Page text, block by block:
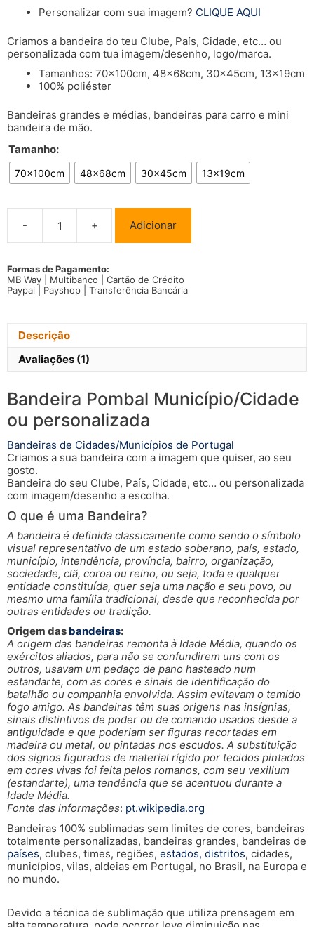
Personalizar com sua imagem? CLIQUE AQUI
Criamos a bandeira do teu Clube, País, Cidade, etc… ou
personalizada com tua imagem/desenho, logo/marca.
Tamanhos: 70x100cm, 48x68cm, 30x45cm, 13x19cm
100% poliéster
Bandeiras grandes e médias, bandeiras para carro e mini
bandeira de mão.
Tamanho:
70x100cm 48x68cm 30x45cm 13x19cm
-
Quantidade
de
Município/Cidade
+ Adicionar
Formas de Pagamento:
MB Way | Multibanco | Cartão de Crédito
Paypal | Payshop | Transferência Bancária
Descrição
Avaliações (1)
Bandeira Pombal Município/Cidade
ou personalizada
Bandeiras de Cidades/Municípios de Portugal
Criamos a sua bandeira com a imagem que quiser, ao seu
gosto.
Bandeira do seu Clube, País, Cidade, etc… ou personalizada
com imagem/desenho a escolha.
O que é uma Bandeira?
A bandeira é definida classicamente como sendo o símbolo
visual representativo de um estado soberano, país, estado,
município, intendência, província, bairro, organização,
sociedade, clã, coroa ou reino, ou seja, toda e qualquer
entidade constituída, quer seja uma nação e seu povo, ou
mesmo uma família tradicional, desde que reconhecida por
outras entidades ou tradição.
Origem das bandeiras:
A origem das bandeiras remonta à Idade Média, quando os
exércitos aliados, para não se confundirem uns com os
outros, usavam um pedaço de pano hasteado num
estandarte, com as cores e sinais de identificação do
batalhão ou companhia envolvida. Assim evitavam o temido
fogo amigo. As bandeiras têm suas origens nas insígnias,
sinais distintivos de poder ou de comando usados desde a
antiguidade e que poderiam ser figuras recortadas em
madeira ou metal, ou pintadas nos escudos. A substituição
dos signos figurados de material rígido por tecidos pintados
em cores vivas foi feita pelos romanos, com seu vexilium
(estandarte), uma tendência que se acentuou durante a
Idade Média.
Fonte das informações: pt.wikipedia.org
Bandeiras 100% sublimadas sem limites de cores, bandeiras
totalmente personalizadas, bandeiras grandes, bandeiras de
países, clubes, times, regiões, estados, distritos, cidades,
municípios, vilas, aldeias em Portugal, no Brasil, na Europa e
no mundo.
Devido a técnica de sublimação que utiliza prensagem em